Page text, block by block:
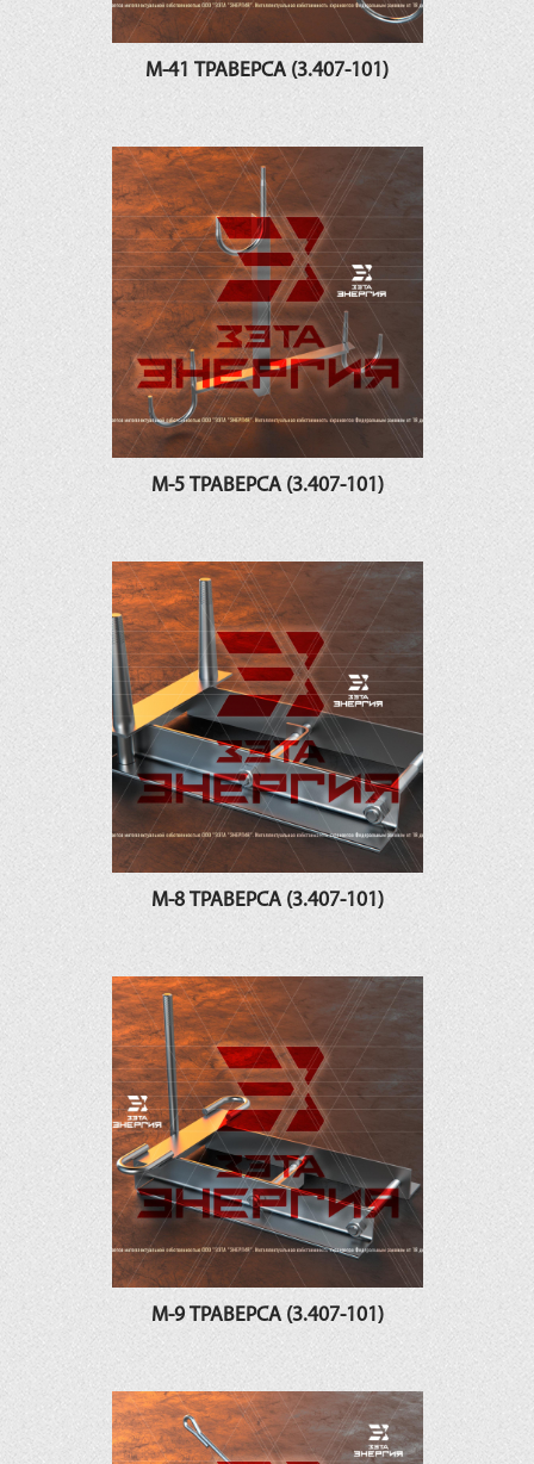
М-41 ТРАВЕРСА (3.407-101)
М-5 ТРАВЕРСА (3.407-101)
М-8 ТРАВЕРСА (3.407-101)
М-9 ТРАВЕРСА (3.407-101)